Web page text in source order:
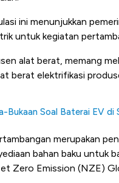
ini menunjukkan
untuk kegiatan
alat berat, memang
berat elektrifikasi
Bukaan Soal Baterai EV
merupakan
bahan baku untuk
Zero Emission (NZE)